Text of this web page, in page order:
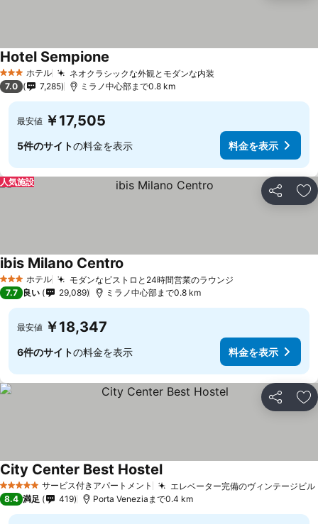
3 ホテルのランク
ホテル ネオクラシックな外観とモダンな内装
Hotel Sempione
7.0 7,285 ミラノ中心部まで0.8 km
最安値 ￥17,505
5件のサイトの料金を表示 料金を表示
シェア お
人気施設
3 ホテルのランク
ホテル モダンなビストロと24時間営業のラウンジ
ibis Milano Centro
7.7 良い 29,089 ミラノ中心部まで0.8 km
最安値 ￥18,347
6件のサイトの料金を表示 料金を表示
シェア お
5 ホテルのランクサービス付きアパートメント エレベーター完備のヴィンテージビル
City Center Best Hostel
8.4 満足 419 Porta Veneziaまで0.4 km